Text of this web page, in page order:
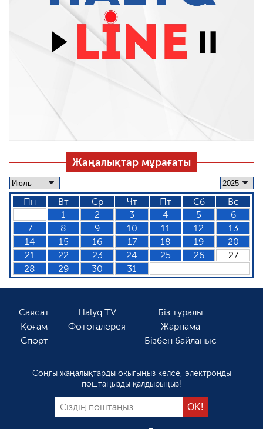
Жаңалықтар мұрағаты
Пн Вт Ср Чт Пт Сб
Вс
1
2 3 4 5
6
7
8 9 10 11 12
13
14
15 16 17 18 19
20
21
22 23 24 25 26
27
28
29 30 31
Саясат
Қоғам
Спорт
Halyq TV
Фотогалерея
Біз туралы
Жарнама
Бізбен байланыс
Соңғы жаңалықтарды оқығыңыз келсе, электронды
поштаңызды қалдырыңыз!